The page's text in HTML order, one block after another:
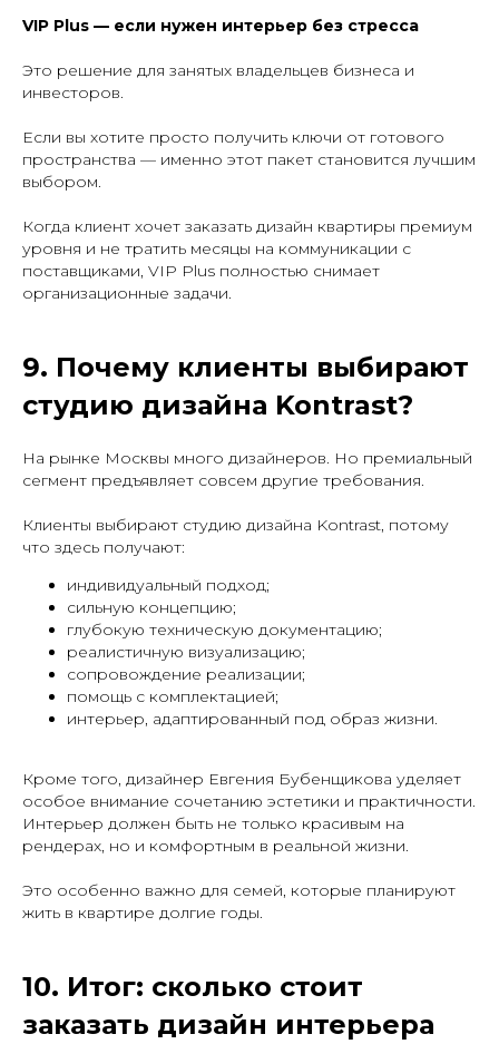
VIP Plus — если нужен интерьер без стресса
Это решение для занятых владельцев бизнеса и
инвесторов.
Если вы хотите просто получить ключи от готового
пространства — именно этот пакет становится лучшим
выбором.
Когда клиент хочет заказать дизайн квартиры премиум
уровня и не тратить месяцы на коммуникации с
поставщиками, VIP Plus полностью снимает
организационные задачи.
9. Почему клиенты выбирают
студию дизайна Kontrast?
На рынке Москвы много дизайнеров. Но премиальный
сегмент предъявляет совсем другие требования.
Клиенты выбирают студию дизайна Kontrast, потому
что здесь получают:
индивидуальный подход;
сильную концепцию;
глубокую техническую документацию;
реалистичную визуализацию;
сопровождение реализации;
помощь с комплектацией;
интерьер, адаптированный под образ жизни.
Кроме того, дизайнер Евгения Бубенщикова уделяет
особое внимание сочетанию эстетики и практичности.
Интерьер должен быть не только красивым на
рендерах, но и комфортным в реальной жизни.
Это особенно важно для семей, которые планируют
жить в квартире долгие годы.
10. Итог: сколько стоит
заказать дизайн интерьера